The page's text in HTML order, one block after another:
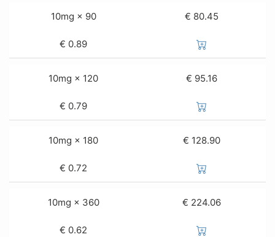
10mg × 90 € 80.45
€ 0.89
10mg × 120 € 95.16
€ 0.79
10mg × 180 € 128.90
€ 0.72
10mg × 360 € 224.06
€ 0.62